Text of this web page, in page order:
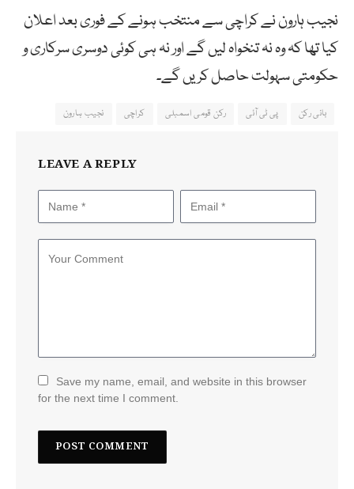
نجیب ہارون نے کراچی سے منتخب ہونے کے فوری بعد اعلان
کیا تھا کہ وہ نہ تنخواہ لیں گے اور نہ ہی کوئی دوسری سرکاری و
حکومتی سہولت حاصل کریں گے۔
بانی رکن پی ٹی آئی رکن قومی اسمبلی کراچی نجیب ہارون
LEAVE A REPLY
Save my name, email, and website in this browser
for the next time I comment.